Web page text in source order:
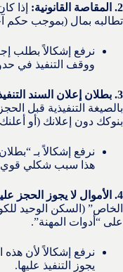
2. المقاصة القانونية:
إذا
تطالبه بمال (بموجب حكم
نرفع إشكالاً بطلب
ووقف التنفيذ في
3. بطلان إعلان السند التنفيذي:
بالصيغة التنفيذية قبل
بنوكك دون إعلانك (أو
نرفع إشكالاً بـ
هذا سبب شكلي قوي
4. الأموال لا يجوز الحجز عليها:
الخاص” (السكن الوحيد
على “أدوات المهنة”.
نرفع إشكالاً لأن هذه
يجوز التنفيذ عليها.